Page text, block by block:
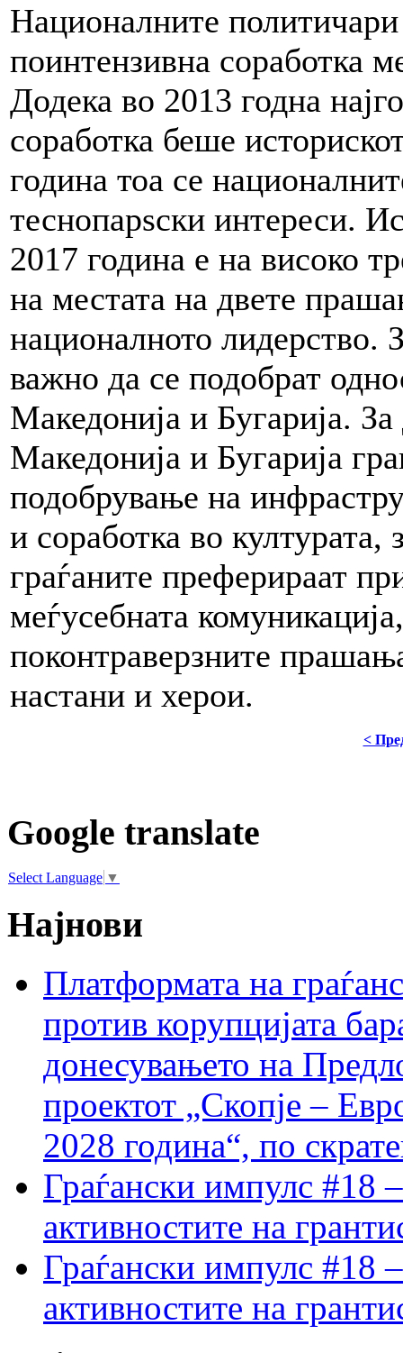
Националните политичари
поинтензивна соработка
Додека во 2013 годна
соработка беше
година тоа се
теснопарѕски интереси.
2017 година е на високо
на местата на двете
националното лидерство.
важно да се подобрат
Македонија и Бугарија.
Македонија и Бугарија
подобрување на
и соработка во културата,
граѓаните преферираат
меѓусебната
поконтраверзните
настани и херои.
<
Google translate
Select Language ▼
Најнови
Платформата на
против корупцијата
донесувањето на
проектот „Скопје –
2028 година“, по
Граѓански импулс #18
активностите на
Граѓански импулс #18
активностите на